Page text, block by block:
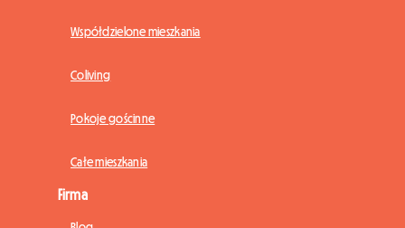
Współdzielone mieszkania
Coliving
Pokoje gościnne
Całe mieszkania
Firma